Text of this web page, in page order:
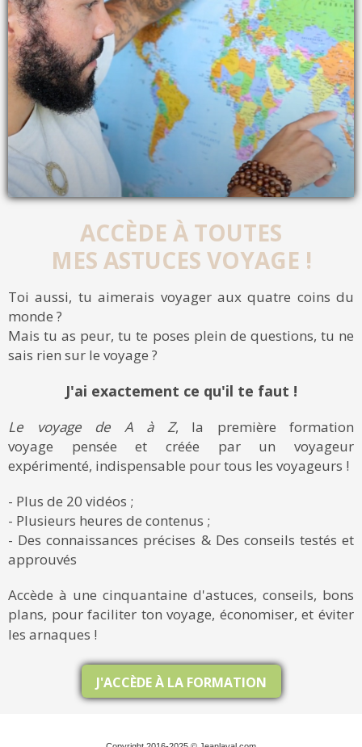
ACCÈDE À TOUTES
MES ASTUCES VOYAGE !
Toi aussi, tu aimerais voyager aux quatre coins du
monde ?
Mais tu as peur, tu te poses plein de questions, tu ne
sais rien sur le voyage ?
J'ai exactement ce qu'il te faut !
Le voyage de A à Z, la première formation
voyage pensée et créée par un voyageur
expérimenté, indispensable pour tous les voyageurs !
- Plus de 20 vidéos ;
- Plusieurs heures de contenus ;
- Des connaissances précises & Des conseils testés et
approuvés
Accède à une cinquantaine d'astuces, conseils, bons
plans, pour faciliter ton voyage, économiser, et éviter
les arnaques !
J'ACCÈDE À LA FORMATION